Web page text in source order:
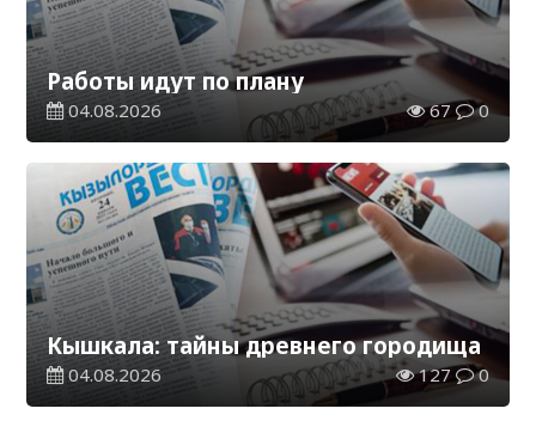
Работы идут по плану
04.08.2026 67 0
Кышкала: тайны древнего городища
04.08.2026 127 0